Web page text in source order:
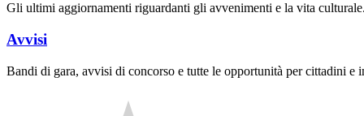
Gli ultimi aggiornamenti riguardanti gli avvenimenti e la vita culturale.
Avvisi
Bandi di gara, avvisi di concorso e tutte le opportunità per cittadini e